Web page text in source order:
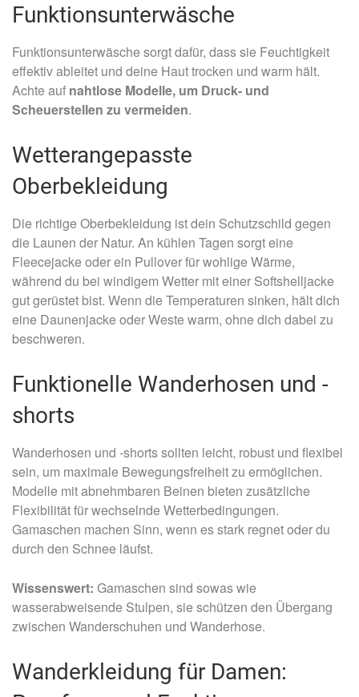
Funktionsunterwäsche
Funktionsunterwäsche sorgt dafür, dass sie Feuchtigkeit
effektiv ableitet und deine Haut trocken und warm hält.
Achte auf nahtlose Modelle, um Druck- und
Scheuerstellen zu vermeiden.
Wetterangepasste
Oberbekleidung
Die richtige Oberbekleidung ist dein Schutzschild gegen
die Launen der Natur. An kühlen Tagen sorgt eine
Fleecejacke oder ein Pullover für wohlige Wärme,
während du bei windigem Wetter mit einer Softshelljacke
gut gerüstet bist. Wenn die Temperaturen sinken, hält dich
eine Daunenjacke oder Weste warm, ohne dich dabei zu
beschweren.
Funktionelle Wanderhosen und -
shorts
Wanderhosen und -shorts sollten leicht, robust und flexibel
sein, um maximale Bewegungsfreiheit zu ermöglichen.
Modelle mit abnehmbaren Beinen bieten zusätzliche
Flexibilität für wechselnde Wetterbedingungen.
Gamaschen machen Sinn, wenn es stark regnet oder du
durch den Schnee läufst.
Wissenswert: Gamaschen sind sowas wie
wasserabweisende Stulpen, sie schützen den Übergang
zwischen Wanderschuhen und Wanderhose.
Wanderkleidung für Damen: